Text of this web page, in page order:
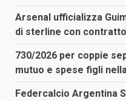
Arsenal ufficializza
di sterline con
730/2026 per coppie
mutuo e spese figli
Federcalcio Argentina